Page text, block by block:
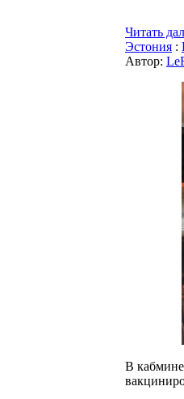
Читать
Эстония :
Автор:
В